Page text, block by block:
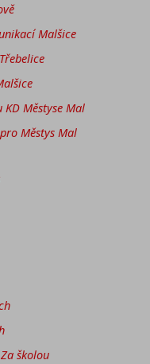
Malšice
Městyse Mal
Městys Mal
školou